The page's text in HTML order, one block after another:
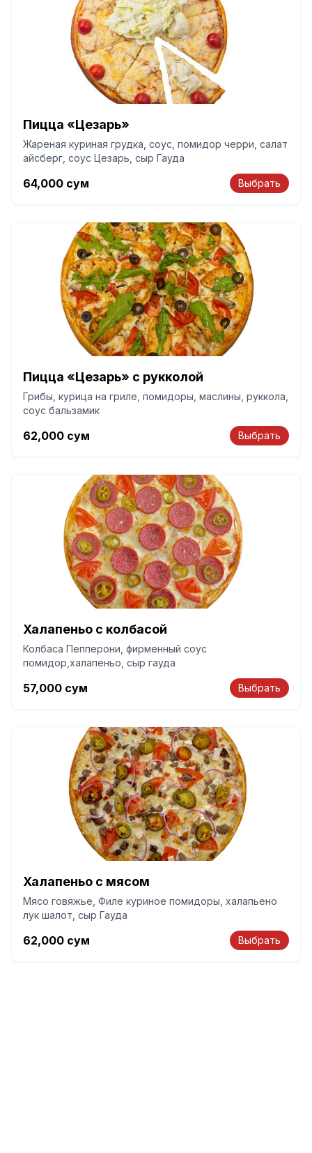
Пицца «Цезарь»
Жареная куриная грудка, соус, помидор черри, салат
айсберг, соус Цезарь, сыр Гауда
64,000 сум Выбрать
Пицца «Цезарь» с рукколой
Грибы, курица на гриле, помидоры, маслины, руккола,
соус бальзамик
62,000 сум Выбрать
Халапеньо с колбасой
Колбаса Пепперони, фирменный соус
помидор,халапеньо, сыр гауда
57,000 сум Выбрать
Халапеньо с мясом
Мясо говяжье, Филе куриное помидоры, халапьено
лук шалот, сыр Гауда
62,000 сум Выбрать